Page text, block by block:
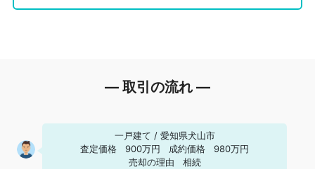
― 取引の流れ ―
一戸建て / 愛知県犬山市
査定価格
900万円 成約価格
980万円
売却の理由
相続